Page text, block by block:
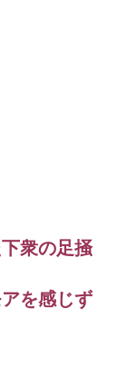
衆の足掻
を感じず